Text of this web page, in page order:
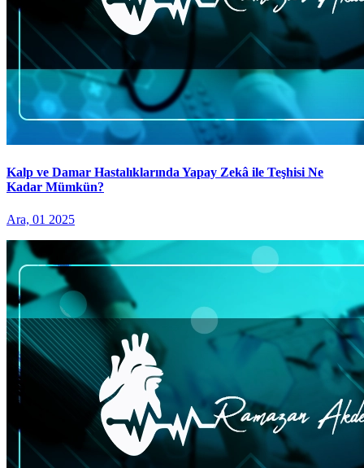
Kalp ve Damar Hastalıklarında Yapay Zekâ ile Teşhisi Ne
Kadar Mümkün?
Ara, 01 2025